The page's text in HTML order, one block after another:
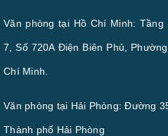
Văn phòng tại Hồ Chí Minh: Tầng
7, Số 720A Điện Biên Phủ,
Chí Minh.
Văn phòng tại Hải Phòng: Đường
Thành phố Hải Phòng